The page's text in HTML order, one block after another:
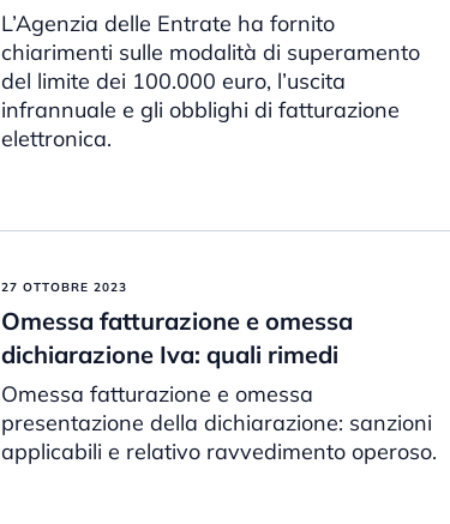
L’Agenzia delle Entrate ha fornito
chiarimenti sulle modalità di superamento
del limite dei 100.000 euro, l’uscita
infrannuale e gli obblighi di fatturazione
elettronica.
27 OTTOBRE 2023
Omessa fatturazione e omessa
dichiarazione Iva: quali rimedi
Omessa fatturazione e omessa
presentazione della dichiarazione: sanzioni
applicabili e relativo ravvedimento operoso.